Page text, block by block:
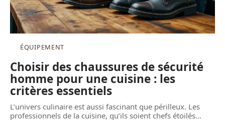
ÉQUIPEMENT
Choisir des chaussures de sécurité
homme pour une cuisine : les
critères essentiels
L’univers culinaire est aussi fascinant que périlleux. Les
professionnels de la cuisine, qu’ils soient chefs étoilés…